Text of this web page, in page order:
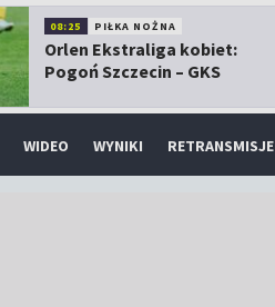
08:25 PIŁKA NOŻNA
Orlen Ekstraliga kobiet:
Pogoń Szczecin – GKS
WIDEO WYNIKI RETRANSMISJE